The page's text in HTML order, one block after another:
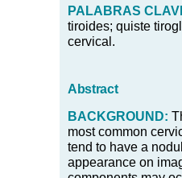
PALABRAS
tiroides; quiste
cervical.
Abstract
BACKGROUND:
most common
tend to have a
appearance on